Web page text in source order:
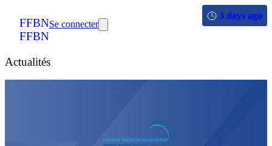
FFBN
FFBN
Se connecter
Actualités
3 days ago